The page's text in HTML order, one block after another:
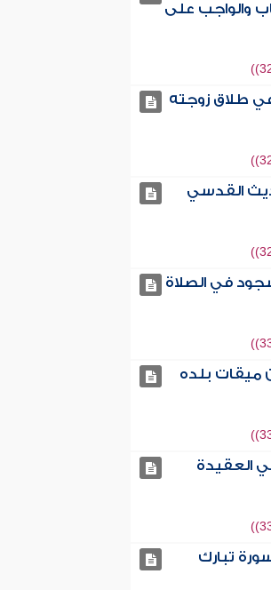
والواجب على
طلاق زوجته
القدسي
في الصلاة
بلده
العقيدة
تبارك